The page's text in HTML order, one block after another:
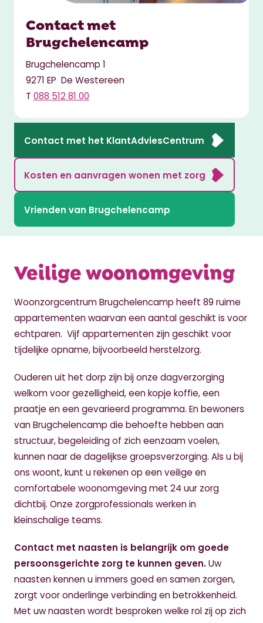
Contact met
Brugchelencamp
Brugchelencamp 1
9271 EP De Westereen
T 088 512 81 00
Contact met het KlantAdviesCentrum
Kosten en aanvragen wonen met zorg
Vrienden van Brugchelencamp
Veilige woonomgeving
Woonzorgcentrum Brugchelencamp heeft 89 ruime
appartementen waarvan een aantal geschikt is voor
echtparen. Vijf appartementen zijn geschikt voor
tijdelijke opname, bijvoorbeeld herstelzorg.
Ouderen uit het dorp zijn bij onze dagverzorging
welkom voor gezelligheid, een kopje koffie, een
praatje en een gevarieerd programma. En bewoners
van Brugchelencamp die behoefte hebben aan
structuur, begeleiding of zich eenzaam voelen,
kunnen naar de dagelijkse groepsverzorging. Als u bij
ons woont, kunt u rekenen op een veilige en
comfortabele woonomgeving met 24 uur zorg
dichtbij. Onze zorgprofessionals werken in
kleinschalige teams.
Contact met naasten is belangrijk om goede
persoonsgerichte zorg te kunnen geven.Uw
naasten kennen u immers goed en samen zorgen,
zorgt voor onderlinge verbinding en betrokkenheid.
Met uw naasten wordt besproken welke rol zij op zich